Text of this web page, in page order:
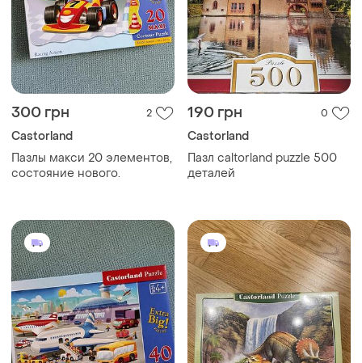
300 грн 2
Castorland
Пазлы макси 20 элементов,
состояние нового.
190 грн 0
Castorland
Пазл caltorland puzzle 500
деталей